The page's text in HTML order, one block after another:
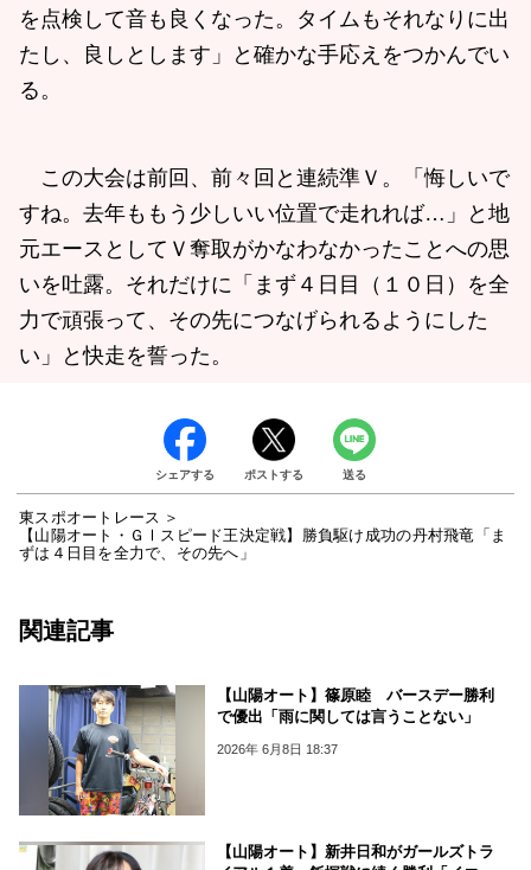
を点検して音も良くなった。タイムもそれなりに出
たし、良しとします」と確かな手応えをつかんでい
る。
この大会は前回、前々回と連続準Ｖ。「悔しいで
すね。去年ももう少しいい位置で走れれば…」と地
元エースとしてＶ奪取がかなわなかったことへの思
いを吐露。それだけに「まず４日目（１０日）を全
力で頑張って、その先につなげられるようにした
い」と快走を誓った。
シェアする ポストする 送る
東スポオートレース
【山陽オート・ＧⅠスピード王決定戦】勝負駆け成功の丹村飛竜「ま
ずは４日目を全力で、その先へ」
関連記事
【山陽オート】篠原睦 バースデー勝利
で優出「雨に関しては言うことない」
2026年 6月8日 18:37
【山陽オート】新井日和がガールズトラ